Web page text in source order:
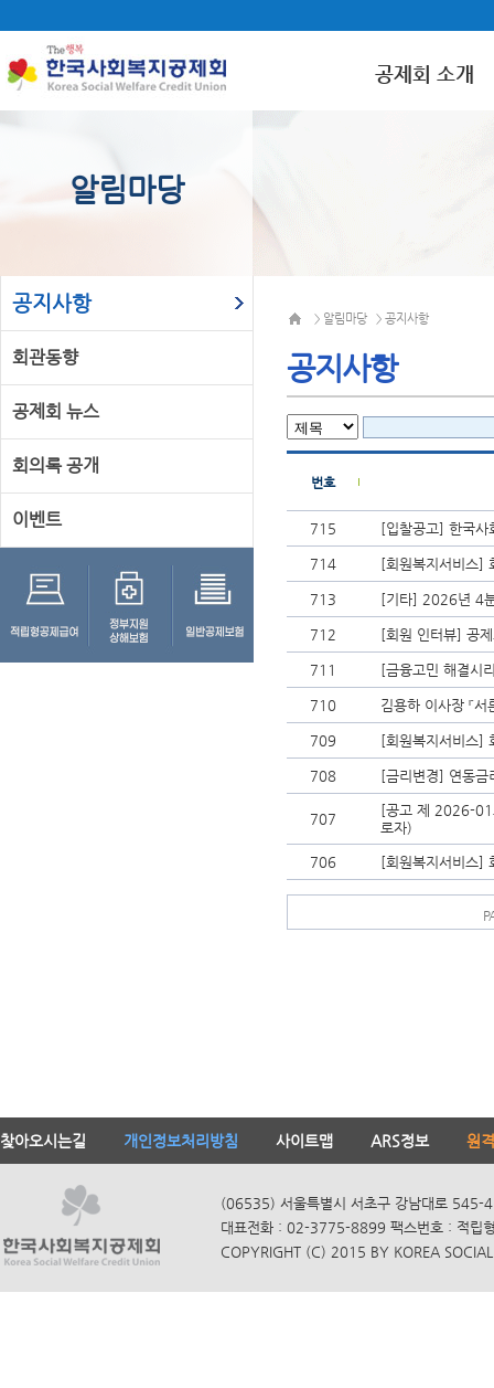
공제회 소개
알림마당
공지사항
회관동향
공제회 뉴스
회의록 공개
이벤트
> 알림마당 > 공지사항
공지사항
번호
715 [입찰공고] 한국사
714 [회원복지서비스]
713 [기타] 2026년 4
712 [회원 인터뷰] 공
711 [금융고민 해결시
710 김용하 이사장 『
709 [회원복지서비스]
708 [금리변경] 연동금
707
[공고 제 2026-01
로자)
706 [회원복지서비스]
찾아오시는길 개인정보처리방침 사이트맵 ARS정보 원
(06535) 서울특별시 서초구 강남대로 545-
대표전화 : 02-3775-8899 팩스번호 : 적립
COPYRIGHT (C) 2015 BY KOREA SOCIAL